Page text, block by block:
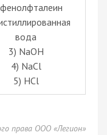
вода
3) NaOH
4) NaCl
5) HCl
права ООО «Легион»